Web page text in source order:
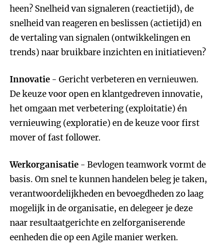
heen? Snelheid van signaleren (reactietijd), de
snelheid van reageren en beslissen (actietijd) en
de vertaling van signalen (ontwikkelingen en
trends) naar bruikbare inzichten en initiatieven?
Innovatie - Gericht verbeteren en vernieuwen.
De keuze voor open en klantgedreven innovatie,
het omgaan met verbetering (exploitatie) én
vernieuwing (exploratie) en de keuze voor first
mover of fast follower.
Werkorganisatie - Bevlogen teamwork vormt de
basis. Om snel te kunnen handelen beleg je taken,
verantwoordelijkheden en bevoegdheden zo laag
mogelijk in de organisatie, en delegeer je deze
naar resultaatgerichte en zelforganiserende
eenheden die op een Agile manier werken.